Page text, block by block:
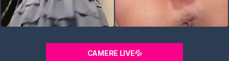
CAMERE LIVE💦